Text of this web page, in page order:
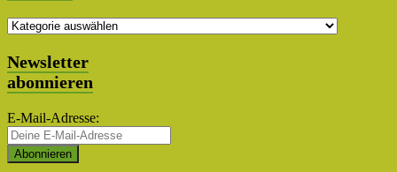
Themen
Newsletter
abonnieren
E-Mail-Adresse: